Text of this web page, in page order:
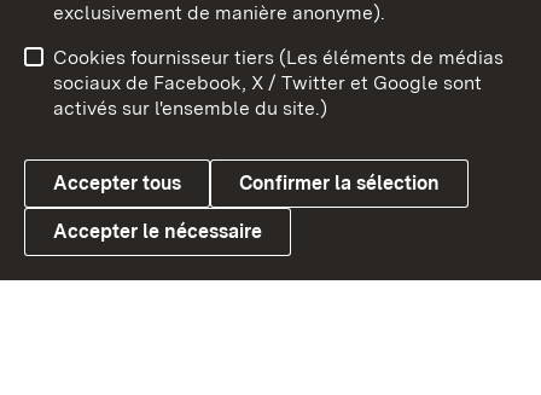
Link zum Landesportal
Conseils d'utilisation
Confidentialité
Cookies
exclusivement de manière anonyme).
Cookies fournisseur tiers (Les éléments de médias
sociaux de Facebook, X / Twitter et Google sont
activés sur l'ensemble du site.)
Accepter tous Confirmer la sélection
Accepter le nécessaire